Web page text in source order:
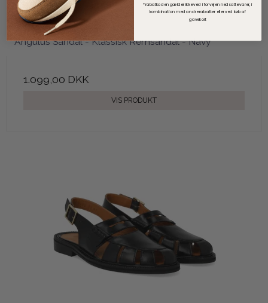
Angulus Sandal - Klassisk Remsandal - Navy
1.099,00 DKK
VIS PRODUKT
*rabatkoden gælder ikke ved i forvejen nedsatte varer, i
kombination med andre rabatter eller ved køb af
gavekort